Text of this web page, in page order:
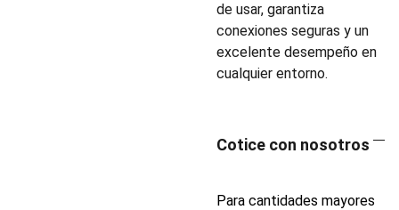
de usar, garantiza
conexiones seguras y un
excelente desempeño en
cualquier entorno.
Cotice con nosotros
Para cantidades mayores